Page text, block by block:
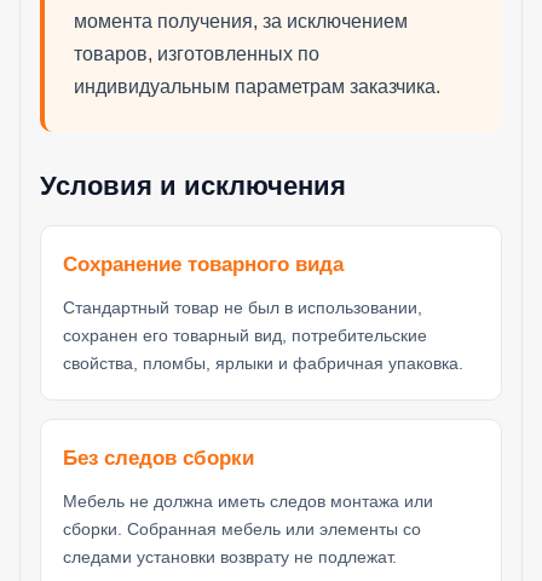
момента получения, за исключением
товаров, изготовленных по
индивидуальным параметрам заказчика.
Условия и исключения
Сохранение товарного вида
Стандартный товар не был в использовании,
сохранен его товарный вид, потребительские
свойства, пломбы, ярлыки и фабричная упаковка.
Без следов сборки
Мебель не должна иметь следов монтажа или
сборки. Собранная мебель или элементы со
следами установки возврату не подлежат.